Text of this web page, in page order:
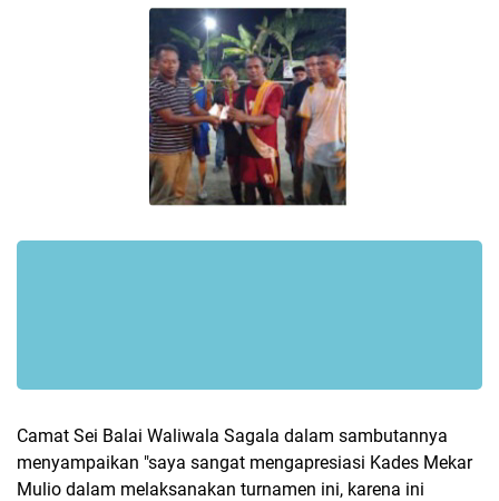
Camat Sei Balai Waliwala Sagala dalam sambutannya
menyampaikan "saya sangat mengapresiasi Kades Mekar
Mulio dalam melaksanakan turnamen ini, karena ini